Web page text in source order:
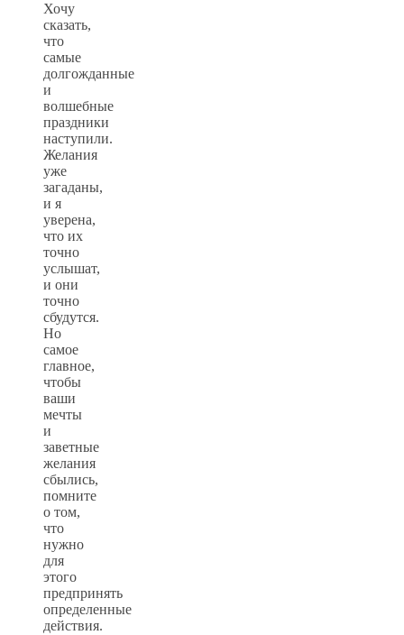
Хочу
сказать,
что
самые
долгожданные
и
волшебные
праздники
наступили.
Желания
уже
загаданы,
и я
уверена,
что их
точно
услышат,
и они
точно
сбудутся.
Но
самое
главное,
чтобы
ваши
мечты
и
заветные
желания
сбылись,
помните
о том,
что
нужно
для
этого
предпринять
определенные
действия.